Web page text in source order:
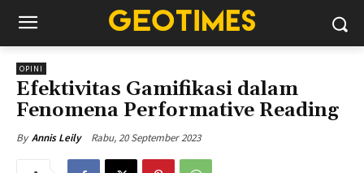
OPINI
Efektivitas Gamifikasi dalam
Fenomena Performative Reading
By Annis Leily Rabu, 20 September 2023